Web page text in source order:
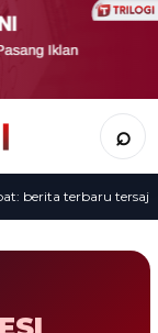
⌕
berita terbaru tersaji